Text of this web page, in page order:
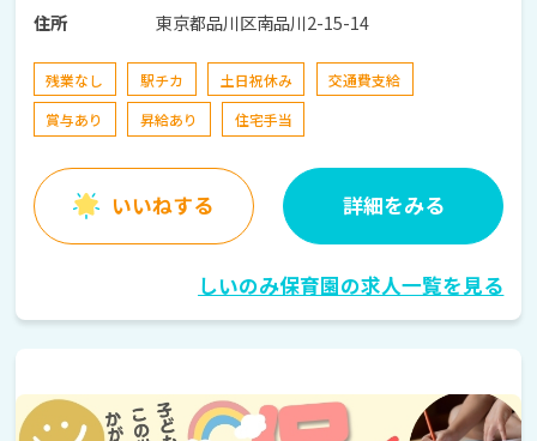
住所
東京都品川区南品川2-15-14
残業なし 駅チカ 土日祝休み
交通費支給
賞与あり
昇給あり 住宅手当
いいねする 詳細をみる
しいのみ保育園の求人一覧を見る